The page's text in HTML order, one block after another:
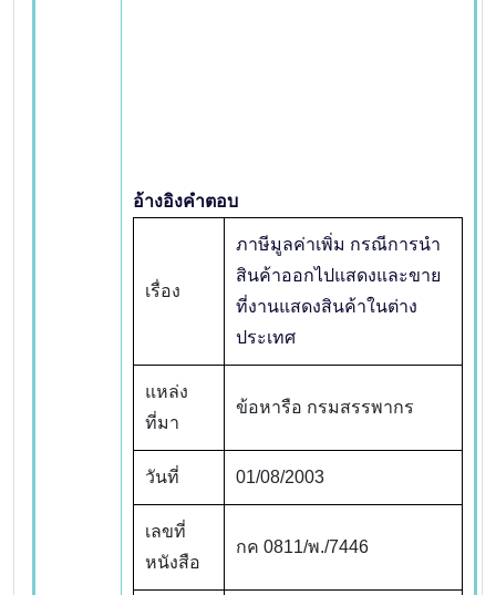
อ้างอิงคำตอบ
เรื่อง
ภาษีมูลค่าเพิ่ม กรณีการนำ
สินค้าออกไปแสดงและขาย
ที่งานแสดงสินค้าในต่าง
ประเทศ
แหล่ง
ที่มา
ข้อหารือ กรมสรรพากร
วันที่ 01/08/2003
เลขที่
หนังสือ
กค 0811/พ./7446